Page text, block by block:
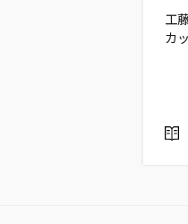
工
カ
R
E